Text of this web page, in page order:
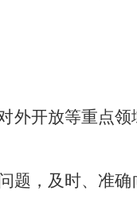
外开放等重点领
题，及时、准确